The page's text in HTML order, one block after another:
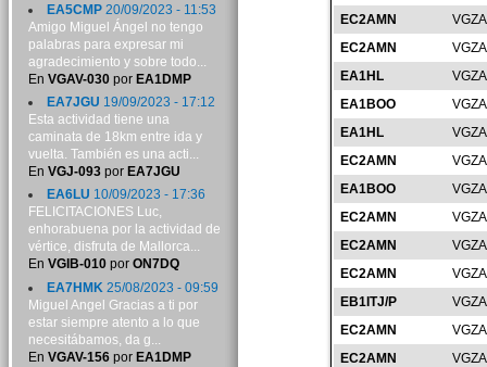
EC2AMN
EC2AMN
EA1HL
EA1BOO
EA1HL
EC2AMN
EA1BOO
EC2AMN
EC2AMN
EC2AMN
EB1ITJ/P
EC2AMN
EC2AMN
EA5CMP20/09/2023 - 11:53
Amigo Miguel Ángel no tengo
palabras para expresar mi
agradecimiento y sobre todo...
En VGAV-030por EA1DMP
EA7JGU 19/09/2023 - 17:12
Esta actividad tiene una
caminata de 18km entre ida y
vuelta. También es una acti...
En VGJ-093por EA7JGU
EA6LU 10/09/2023 - 17:36
FELICITACIONES Luc,
enhorabuena por la actividad de
vértice, disfruta de Mallorca...
En VGIB-010por ON7DQ
EA7HMK 25/08/2023 - 09:59
Miguel Angel Gracias a ti por
estar siempre atento a lo que
necesitábamos, da g...
En VGAV-156por EA1DMP